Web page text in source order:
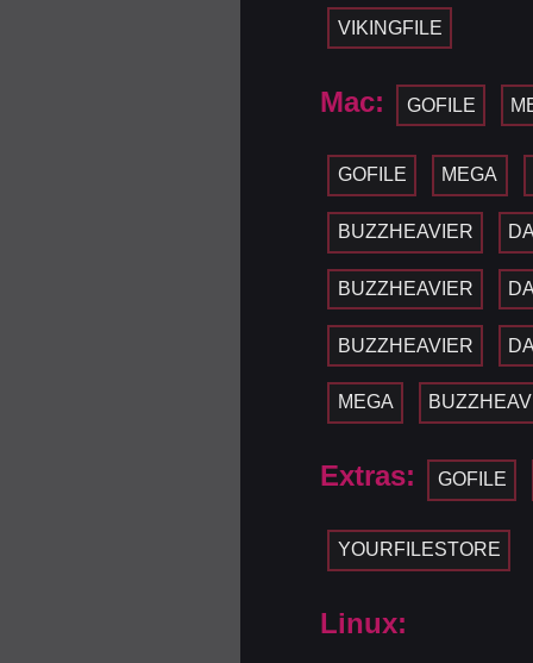
VIKINGFILE
Mac: GOFILE
GOFILE MEGA
BUZZHEAVIER
BUZZHEAVIER
BUZZHEAVIER
MEGA
Extras: GOFILE
YOURFILESTORE
Linux: